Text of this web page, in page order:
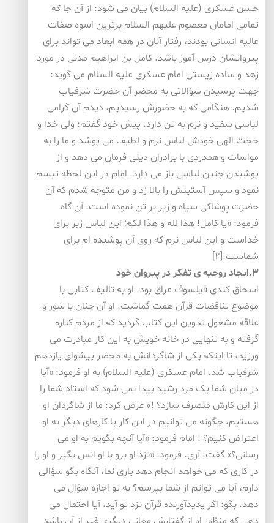
حسن عسکری (علیه السلام) بیان می شود: از آن جا که
تمامی امامان معصوم علیهم السلام برترین اسوه صفات
عالیه انسانی بودند، رفتار آنان در همه ابعاد می تواند برای
پیروانشان درس آموز باشد. کامل بن ابراهیم مدنی در مورد
زهد و ساده زیستی امام عسکری علیه السلام می گوید:
جهت پرسیدن سؤالاتی به محضر آن حضرت شرفیاب
شدیم. هنگامی که به حضورش رسیدیم، دیدم آن گرامی
لباسی سفید و نرم به تن دارد. پیش خود گفتم: ولی خدا و
حجت الهی خودش لباس نرم و لطیف می پوشد و ما را به
مواسات و همدردی با برادران دینی فرمان می دهد و از
پوشیدن چنین لباسی باز می دارد. امام در این لحظه تبسم
نمود و سپس آستینش را بالا زد و من متوجه شدم که آن
حضرت پوشاکی سیاه و زبر بر تن نموده است. آن گاه
فرمود: «یا کامل! هذا لله و هذا لکم; این لباس زبر برای
خداست و این لباس نرم که روی آن پوشیده ام برای
شماست.[۲]
۳.ایجاد روحیه ی تفکر در پیروان خود
اسحاق کندی فیلسوف عراق بود. او به تالیف کتابی با
موضوع تناقضات قرآن همت گماشت. او آن چنان با شور و
علاقه مشغول تدوین این کتاب گردید که از مردم کناره
گرفته و به تنهایی در خانه خویش به این کار مبادرت می
ورزید، تا اینکه یکی از شاگردانش به محضر پیشوای یازدهم
شرفیاب شد. امام عسکری (علیه السلام) به او فرمود: «آیا
در میان شما یک مرد رشید پیدا نمی شود که استاد شما را
از این کارش منصرف سازد؟ !» عرض کرد: ما از شاگردان او
هستیم، چگونه می توانیم در این کار یا کارهای دیگر به او
اعتراض کنیم؟ ! امام فرمود: «آیا آنچه بگویم به او می
رسانی؟» گفت: آری. فرمود: «نزد او برو با او انس بگیر و او را
در کاری که می خواهد انجام دهد یاری نما، آنگاه بگو سؤالی
دارم، آیا می توانم از شما بپرسم؟ به تو اجازه سؤال می
دهد. بگو: اگر پدیدآورنده قرآن نزد تو آید، آیا احتمال می